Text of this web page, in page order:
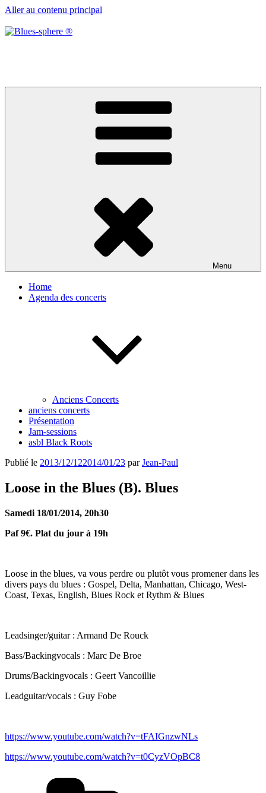
Aller au contenu principal
Menu
Home
Agenda des concerts
Anciens Concerts
anciens concerts
Présentation
Jam-sessions
asbl Black Roots
Publié le 2013/12/122014/01/23 parJean-Paul
Loose in the Blues (B). Blues
Samedi 18/01/2014, 20h30
Paf 9€. Plat du jour à 19h
Loose in the blues, va vous perdre ou plutôt vous promener dans les
divers pays du blues : Gospel, Delta, Manhattan, Chicago, West-
Coast, Texas, English, Blues Rock et Rythm & Blues
Leadsinger/guitar : Armand De Rouck
Bass/Backingvocals : Marc De Broe
Drums/Backingvocals : Geert Vancoillie
Leadguitar/vocals : Guy Fobe
https://www.youtube.com/watch?v=tFAIGnzwNLs
https://www.youtube.com/watch?v=t0CyzVOpBC8